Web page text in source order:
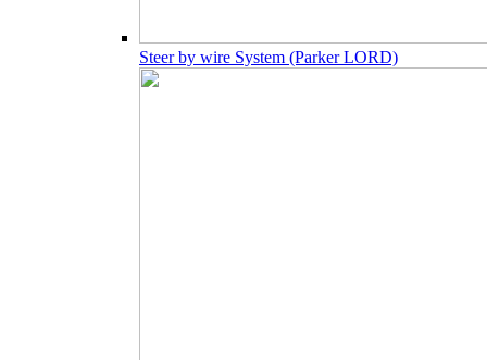
Steer by wire System (Parker LORD)